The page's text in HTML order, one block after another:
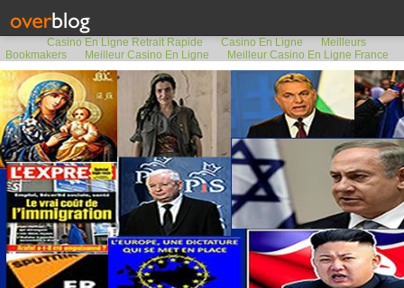
Casino En Ligne Retrait Rapide Casino En Ligne
Meilleurs
Bookmakers
Meilleur Casino En Ligne Meilleur Casino En Ligne France